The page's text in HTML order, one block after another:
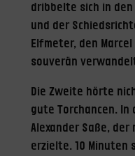
dribbelte sich in
und der
Elfmeter, den
souverän
Die Zweite hörte
gute Torchancen. In
Alexander Saße,
erzielte. 10 Minuten